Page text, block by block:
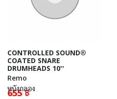
CONTROLLED SOUND®
COATED SNARE
DRUMHEADS 10''
Remo
หนังกลอง
655 ฿